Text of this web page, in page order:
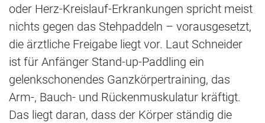
oder Herz-Kreislauf-Erkrankungen spricht meist
nichts gegen das Stehpaddeln – vorausgesetzt,
die ärztliche Freigabe liegt vor. Laut Schneider
ist für Anfänger Stand-up-Paddling ein
gelenkschonendes Ganzkörpertraining, das
Arm-, Bauch- und Rückenmuskulatur kräftigt.
Das liegt daran, dass der Körper ständig die